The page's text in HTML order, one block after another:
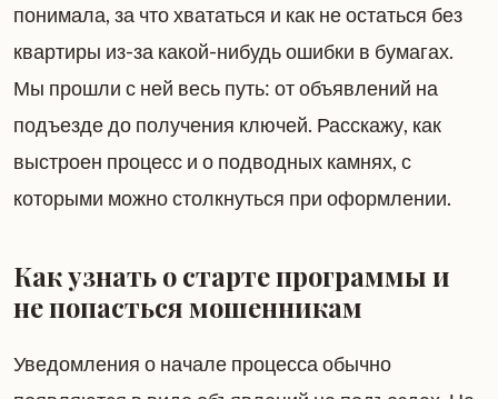
понимала, за что хвататься и как не остаться без
квартиры из-за какой-нибудь ошибки в бумагах.
Мы прошли с ней весь путь: от объявлений на
подъезде до получения ключей. Расскажу, как
выстроен процесс и о подводных камнях, с
которыми можно столкнуться при оформлении.
Как узнать о старте программы и
не попасться мошенникам
Уведомления о начале процесса обычно